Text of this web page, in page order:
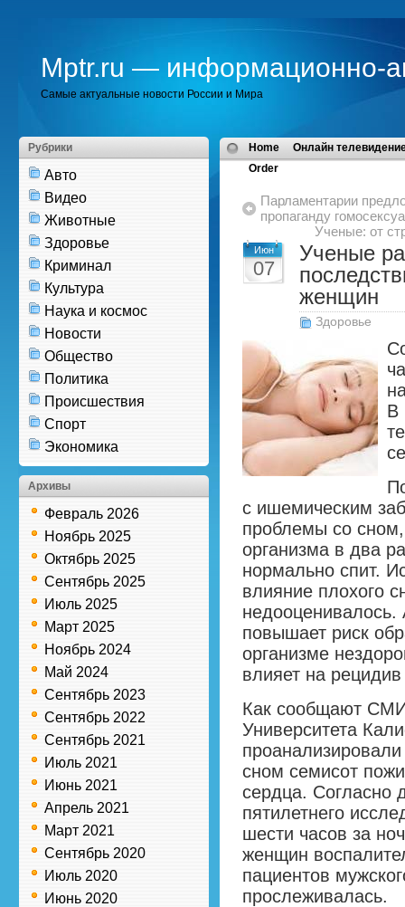
Mptr.ru — информационно-
Самые актуальные новости России и Мира
Рубрики
Авто
Видео
Животные
Здоровье
Криминал
Культура
Наука и космос
Новости
Общество
Политика
Происшествия
Спорт
Экономика
Архивы
Февраль 2026
Ноябрь 2025
Октябрь 2025
Сентябрь 2025
Июль 2025
Март 2025
Ноябрь 2024
Май 2024
Сентябрь 2023
Сентябрь 2022
Сентябрь 2021
Июль 2021
Июнь 2021
Апрель 2021
Март 2021
Сентябрь 2020
Июль 2020
Июнь 2020
Home
Онлайн
Order
Парламентарии
пропаганду
Ученые: от
Июн
07
Ученые
женщин
Здоровье
В
с ишемическим
проблемы со
организма в два
нормально спит.
влияние плохого
повышает риск
организме
влияет на
Как сообщают
Университета
сном семисот
сердца. Согласно
пятилетнего
шести часов за
женщин
пациентов
прослеживалась.